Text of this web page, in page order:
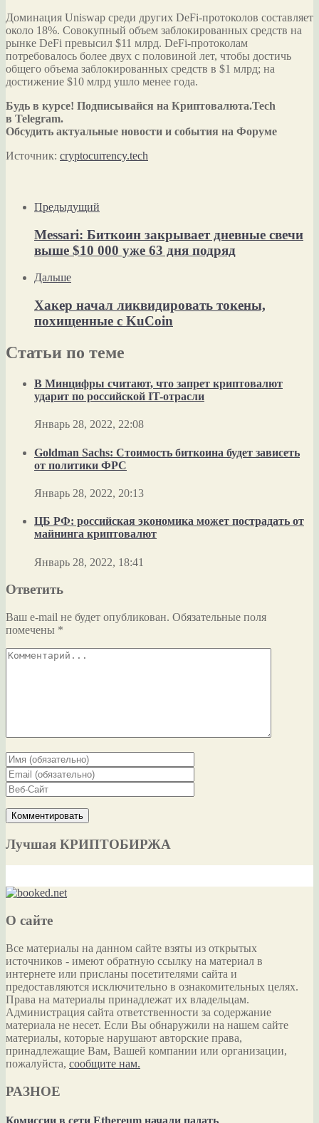
Доминация Uniswap среди других DeFi-протоколов составляет
около 18%. Совокупный объем заблокированных средств на
рынке DeFi превысил $11 млрд. DeFi-протоколам
потребовалось более двух с половиной лет, чтобы достичь
общего объема заблокированных средств в $1 млрд; на
достижение $10 млрд ушло менее года.
Будь в курсе! Подписывайся на Криптовалюта.Tech
в Telegram.
Обсудить актуальные новости и события на Форуме
Источник: cryptocurrency.tech
Предыдущий
Messari: Биткоин закрывает дневные свечи
выше $10 000 уже 63 дня подряд
Дальше
Хакер начал ликвидировать токены,
похищенные с KuCoin
Статьи по теме
В Минцифры считают, что запрет криптовалют
ударит по российской IT-отрасли
Январь 28, 2022, 22:08
Goldman Sachs: Стоимость биткоина будет зависеть
от политики ФРС
Январь 28, 2022, 20:13
ЦБ РФ: российская экономика может пострадать от
майнинга криптовалют
Январь 28, 2022, 18:41
Ответить
Ваш e-mail не будет опубликован. Обязательные поля
помечены *
Лучшая КРИПТОБИРЖА
О сайте
Все материалы на данном сайте взяты из открытых
источников - имеют обратную ссылку на материал в
интернете или присланы посетителями сайта и
предоставляются исключительно в ознакомительных целях.
Права на материалы принадлежат их владельцам.
Администрация сайта ответственности за содержание
материала не несет. Если Вы обнаружили на нашем сайте
материалы, которые нарушают авторские права,
принадлежащие Вам, Вашей компании или организации,
пожалуйста, сообщите нам.
РАЗНОЕ
Комиссии в сети Ethereum начали падать